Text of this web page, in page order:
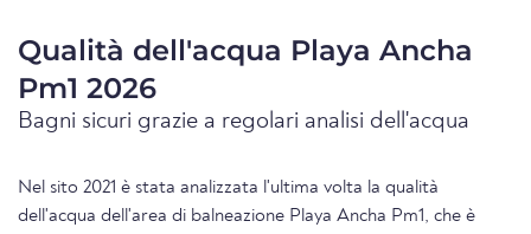
Qualità dell'acqua Playa Ancha
Pm1 2026
Bagni sicuri grazie a regolari analisi dell'acqua
Nel sito 2021 è stata analizzata l'ultima volta la qualità
dell'acqua dell'area di balneazione Playa Ancha Pm1, che è